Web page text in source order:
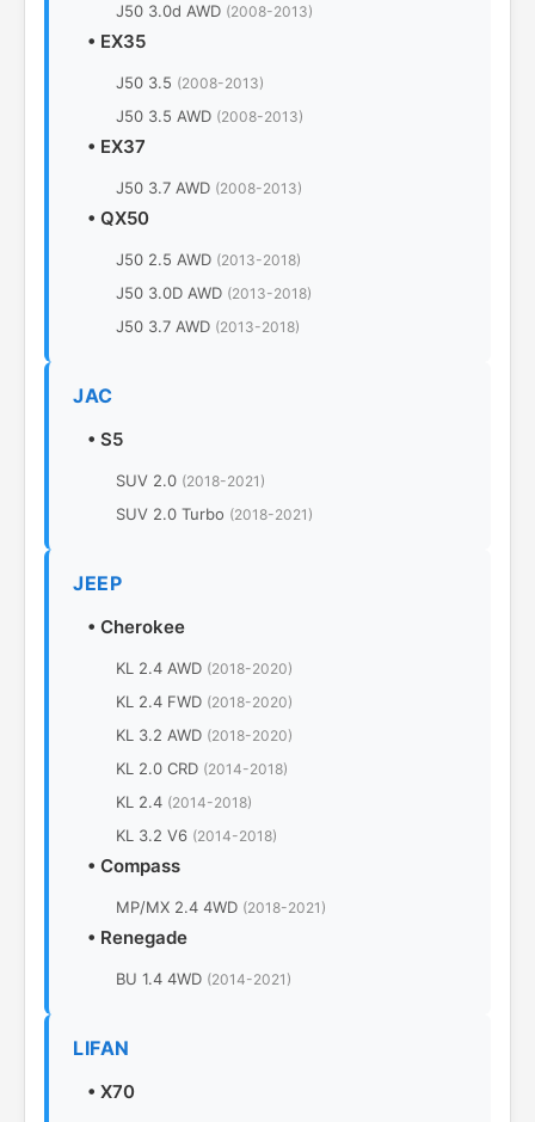
J50 3.0d AWD (2008-2013)
• EX35
J50 3.5 (2008-2013)
J50 3.5 AWD (2008-2013)
• EX37
J50 3.7 AWD (2008-2013)
• QX50
J50 2.5 AWD (2013-2018)
J50 3.0D AWD (2013-2018)
J50 3.7 AWD (2013-2018)
JAC
• S5
SUV 2.0 (2018-2021)
SUV 2.0 Turbo (2018-2021)
JEEP
• Cherokee
KL 2.4 AWD (2018-2020)
KL 2.4 FWD (2018-2020)
KL 3.2 AWD (2018-2020)
KL 2.0 CRD (2014-2018)
KL 2.4 (2014-2018)
KL 3.2 V6 (2014-2018)
• Compass
MP/MX 2.4 4WD (2018-2021)
• Renegade
BU 1.4 4WD (2014-2021)
LIFAN
• X70